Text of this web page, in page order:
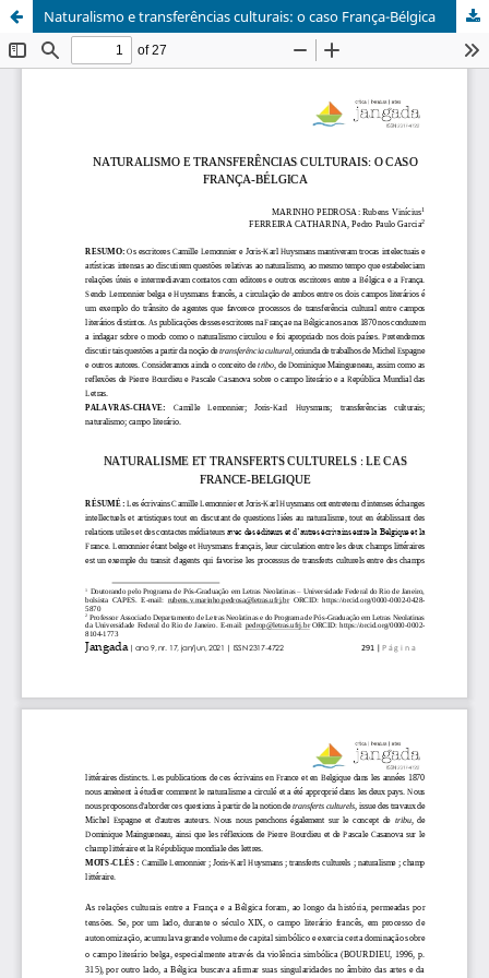
Naturalismo e transferências culturais: o caso França-Bélgica